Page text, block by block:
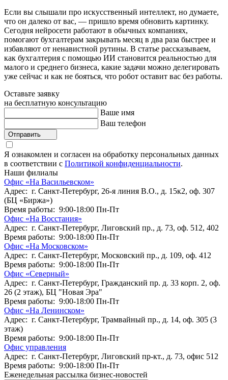
Если вы слышали про искусственный интеллект, но думаете,
что он далеко от вас, — пришло время обновить картинку.
Сегодня нейросети работают в обычных компаниях,
помогают бухгалтерам закрывать месяц в два раза быстрее и
избавляют от ненавистной рутины. В статье рассказываем,
как бухгалтерия с помощью ИИ становится реальностью для
малого и среднего бизнеса, какие задачи можно делегировать
уже сейчас и как не бояться, что робот оставит вас без работы.
Оставьте заявку
на бесплатную консультацию
Ваше имя
Ваш телефон
Отправить
Я ознакомлен и согласен на обработку персональных данных
в соответствии с Политикой конфиденциальности.
Наши филиалы
Офис «На Васильевском»
Адрес: г. Санкт-Петербург, 26-я линия В.О., д. 15к2, оф. 307
(БЦ «Биржа»)
Время работы: 9:00-18:00 Пн-Пт
Офис «На Восстания»
Адрес: г. Санкт-Петербург, Лиговский пр., д. 73, оф. 512, 402
Время работы: 9:00-18:00 Пн-Пт
Офис «На Московском»
Адрес: г. Санкт-Петербург, Московский пр., д. 109, оф. 412
Время работы: 9:00-18:00 Пн-Пт
Офис «Северный»
Адрес: г. Санкт-Петербург, Гражданский пр. д. 33 корп. 2, оф.
26 (2 этаж), БЦ "Новая Эра"
Время работы: 9:00-18:00 Пн-Пт
Офис «На Ленинском»
Адрес: г. Санкт-Петербург, Трамвайный пр., д. 14, оф. 305 (3
этаж)
Время работы: 9:00-18:00 Пн-Пт
Офис управления
Адрес: г. Санкт-Петербург, Лиговский пр-кт., д. 73, офис 512
Время работы: 9:00-18:00 Пн-Пт
Еженедельная рассылка бизнес-новостей